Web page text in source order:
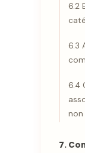
6.2
6.3
6.4
non
7.